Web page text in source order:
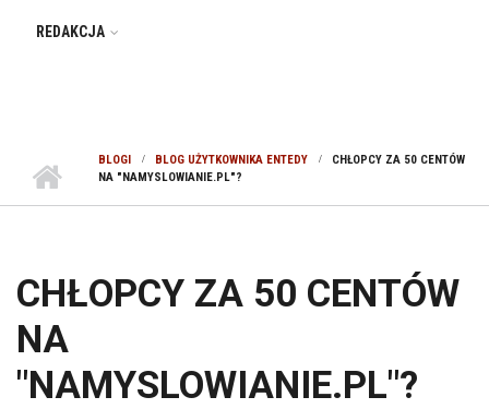
REDAKCJA
BLOGI BLOG UŻYTKOWNIKA ENTEDY
CHŁOPCY ZA 50 CENTÓW
NA "NAMYSLOWIANIE.PL"?
CHŁOPCY ZA 50 CENTÓW
NA
"NAMYSLOWIANIE.PL"?